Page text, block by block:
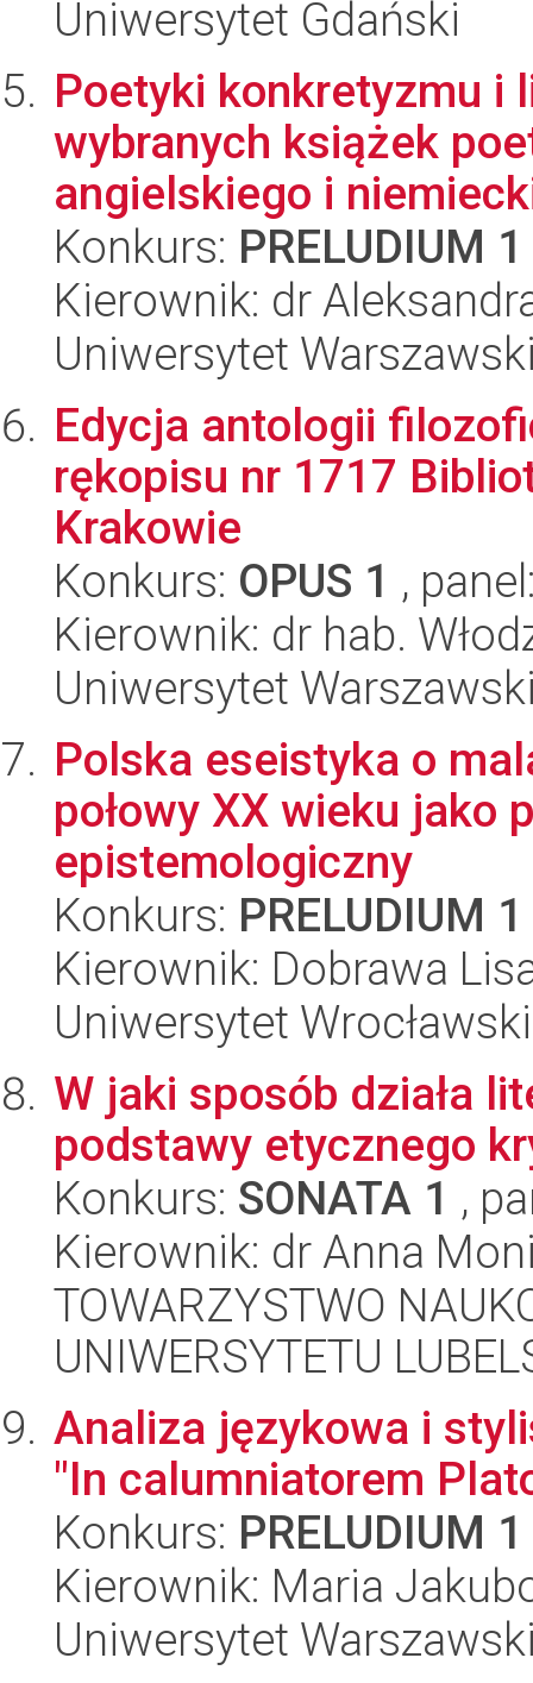
Uniwersytet Gdański
Poetyki konkretyzmu i
wybranych książek
angielskiego i
Konkurs: PRELUDIUM 1
Kierownik: dr
Uniwersytet
Edycja antologii
rękopisu nr 1717
Krakowie
Konkurs: OPUS 1 ,
Kierownik: dr hab.
Uniwersytet
Polska eseistyka o
połowy XX wieku jako
epistemologiczny
Konkurs: PRELUDIUM 1
Kierownik: Dobrawa
Uniwersytet
W jaki sposób działa
podstawy etycznego
Konkurs: SONATA 1 ,
Kierownik: dr Anna
TOWARZYSTWO
UNIWERSYTETU
Analiza językowa i
"In calumniatorem
Konkurs: PRELUDIUM 1
Kierownik: Maria
Uniwersytet